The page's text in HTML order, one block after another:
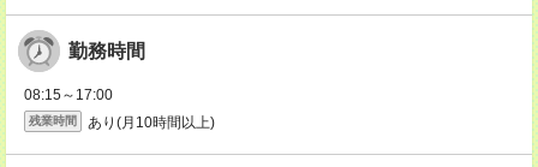
勤務時間
08:15～17:00
残業時間 あり(月10時間以上)